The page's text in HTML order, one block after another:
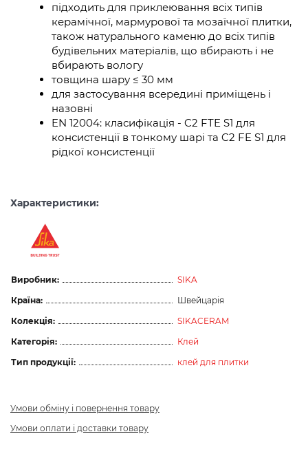
підходить для приклеювання всіх типів
керамічної, мармурової та мозаїчної плитки,
також натурального каменю до всіх типів
будівельних матеріалів, що вбирають і не
вбирають вологу
товщина шару ≤ 30 мм
для застосування всередині приміщень і
назовні
EN 12004: класифікація - C2 FTE S1 для
консистенції в тонкому шарі та C2 FE S1 для
рідкої консистенції
Характеристики:
Виробник:
SIKA
Країна:
Швейцарія
Колекція:
SIKACERAM
Категорія:
Клей
Тип продукції:
клей для плитки
Умови обміну і повернення товару
Умови оплати і доставки товару